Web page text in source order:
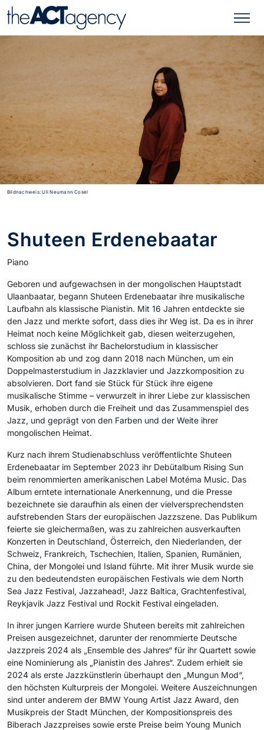
Bildnachweis: Uli Neumann Cosel
Shuteen Erdenebaatar
Piano
Geboren und aufgewachsen in der mongolischen Hauptstadt
Ulaanbaatar, begann Shuteen Erdenebaatar ihre musikalische
Laufbahn als klassische Pianistin. Mit 16 Jahren entdeckte sie
den Jazz und merkte sofort, dass dies ihr Weg ist. Da es in ihrer
Heimat noch keine Möglichkeit gab, diesen weiterzugehen,
schloss sie zunächst ihr Bachelorstudium in klassischer
Komposition ab und zog dann 2018 nach München, um ein
Doppelmasterstudium in Jazzklavier und Jazzkomposition zu
absolvieren. Dort fand sie Stück für Stück ihre eigene
musikalische Stimme – verwurzelt in ihrer Liebe zur klassischen
Musik, erhoben durch die Freiheit und das Zusammenspiel des
Jazz, und geprägt von den Farben und der Weite ihrer
mongolischen Heimat.
Kurz nach ihrem Studienabschluss veröffentlichte Shuteen
Erdenebaatar im September 2023 ihr Debütalbum Rising Sun
beim renommierten amerikanischen Label Motéma Music. Das
Album erntete internationale Anerkennung, und die Presse
bezeichnete sie daraufhin als einen der vielversprechendsten
aufstrebenden Stars der europäischen Jazzszene. Das Publikum
feierte sie gleichermaßen, was zu zahlreichen ausverkauften
Konzerten in Deutschland, Österreich, den Niederlanden, der
Schweiz, Frankreich, Tschechien, Italien, Spanien, Rumänien,
China, der Mongolei und Island führte. Mit ihrer Musik wurde sie
zu den bedeutendsten europäischen Festivals wie dem North
Sea Jazz Festival, Jazzahead!, Jazz Baltica, Grachtenfestival,
Reykjavik Jazz Festival und Rockit Festival eingeladen.
In ihrer jungen Karriere wurde Shuteen bereits mit zahlreichen
Preisen ausgezeichnet, darunter der renommierte Deutsche
Jazzpreis 2024 als „Ensemble des Jahres“ für ihr Quartett sowie
eine Nominierung als „Pianistin des Jahres“. Zudem erhielt sie
2024 als erste Jazzkünstlerin überhaupt den „Mungun Mod“,
den höchsten Kulturpreis der Mongolei. Weitere Auszeichnungen
sind unter anderem der BMW Young Artist Jazz Award, den
Musikpreis der Stadt München, der Kompositionspreis des
Biberach Jazzpreises sowie erste Preise beim Young Munich